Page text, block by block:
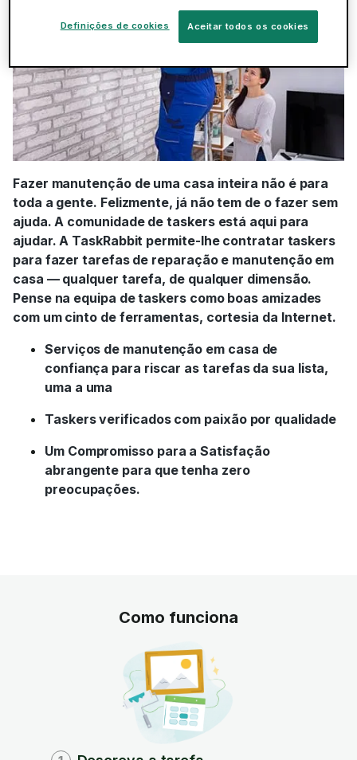
Fazer manutenção de uma casa inteira não é para
toda a gente. Felizmente, já não tem de o fazer sem
ajuda. A comunidade de taskers está aqui para
ajudar. A TaskRabbit permite-lhe contratar taskers
para fazer tarefas de reparação e manutenção em
casa — qualquer tarefa, de qualquer dimensão.
Pense na equipa de taskers como boas amizades
com um cinto de ferramentas, cortesia da Internet.
Serviços de manutenção em casa de
confiança para riscar as tarefas da sua lista,
uma a uma
Taskers verificados com paixão por qualidade
Um Compromisso para a Satisfação
abrangente para que tenha zero
preocupações.
Como funciona
Aceitar todos os cookies
Definições de cookies